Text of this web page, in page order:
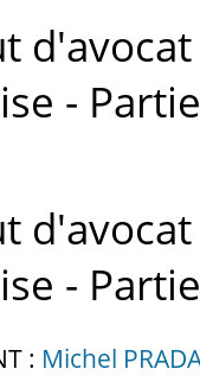
-
-
: Michel